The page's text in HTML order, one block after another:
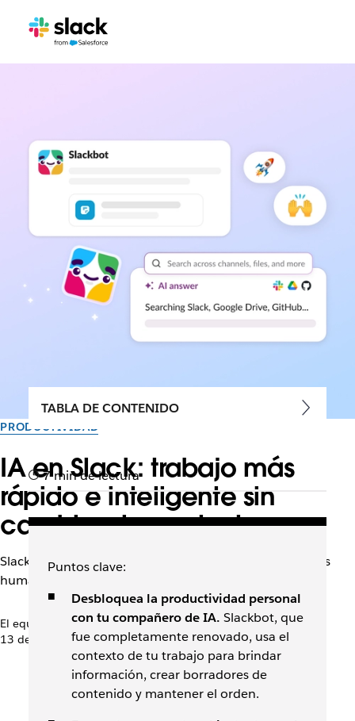
PRODUCTIVIDAD
IA en Slack: trabajo más
rápido e inteligente sin
cambiar de contexto
Slack es el lugar donde se reúnen los agentes de IA y los
humanos para impulsar el crecimiento.
El equipo de Slack
13 de marzo de 2026
TABLA DE CONTENIDO
7 min de lectura
Puntos clave:
Desbloquea la productividad personal
con tu compañero de IA. Slackbot, que
fue completamente renovado, usa el
contexto de tu trabajo para brindar
información, crear borradores de
contenido y mantener el orden.